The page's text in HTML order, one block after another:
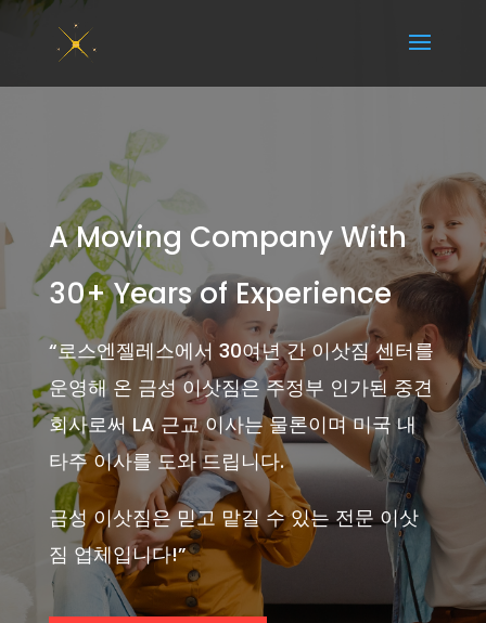
A Moving Company With
30+ Years of Experience
“로스엔젤레스에서 30여년 간 이삿짐 센터를
운영해 온 금성 이삿짐은 주정부 인가된 중견
회사로써 LA 근교 이사는 물론이며 미국 내
타주 이사를 도와 드립니다.
금성 이삿짐은 믿고 맡길 수 있는 전문 이삿
짐 업체입니다!”